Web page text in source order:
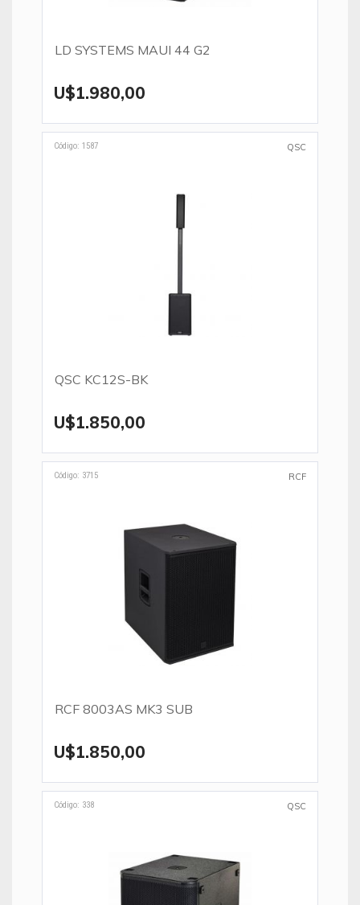
LD SYSTEMS MAUI 44 G2
U$1.980,00
Código: 1587 QSC
QSC KC12S-BK
U$1.850,00
Código: 3715 RCF
RCF 8003AS MK3 SUB
U$1.850,00
Código: 338 QSC